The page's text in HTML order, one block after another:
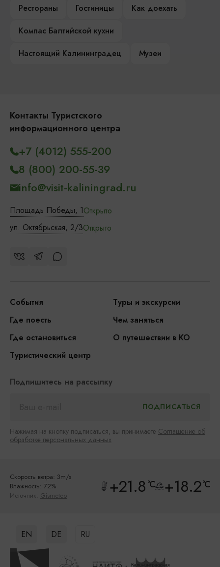
Рестораны
Гостиницы
Как доехать
Компас Балтийской кухни
Настоящий Калининградец
Музеи
Контакты Туристского
информационного центра
Площадь Победы, 1Открыто
ул. Октябрьская, 2/3Открыто
+7 (4012) 555-200
8 (800) 200-55-39
info@visit-kaliningrad.ru
События
Туры и экскурсии
Где поесть
Чем заняться
Где остановиться
О путешествии в КО
Туристический центр
Подпишитесь на рассылку
Нажимая на кнопку подписаться, вы принимаете Соглашение об
обработке персональных данных
Скорость ветра: 3m/s
Влажность: 72%
Источник: Gismeteo +21.8°C +18.2°C
EN DE RU